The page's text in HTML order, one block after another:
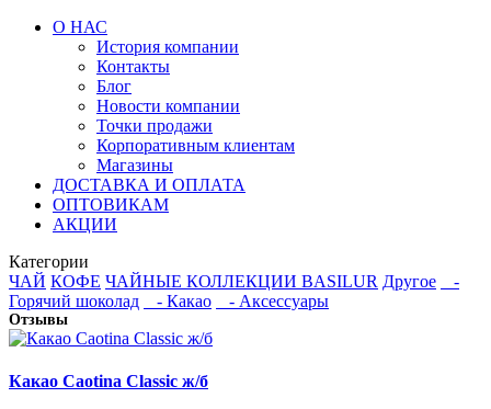
О НАС
История компании
Контакты
Блог
Новости компании
Точки продажи
Корпоративным клиентам
Магазины
ДОСТАВКА И ОПЛАТА
ОПТОВИКАМ
АКЦИИ
Категории
ЧАЙ КОФЕ ЧАЙНЫЕ КОЛЛЕКЦИИ BASILUR Другое
-
Горячий шоколад
- Какао - Аксессуары
Отзывы
Какао Caotina Classic ж/б